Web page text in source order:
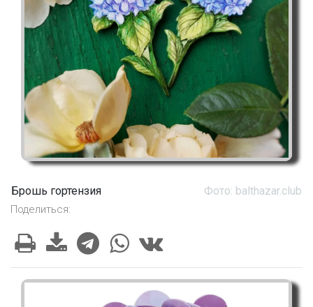
Брошь гортензия Фото: balthazar.club
Поделиться: